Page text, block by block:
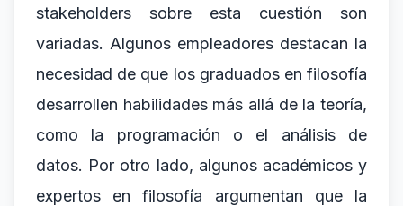
stakeholders sobre esta cuestión son
variadas. Algunos empleadores destacan la
necesidad de que los graduados en filosofía
desarrollen habilidades más allá de la teoría,
como la programación o el análisis de
datos. Por otro lado, algunos académicos y
expertos en filosofía argumentan que la